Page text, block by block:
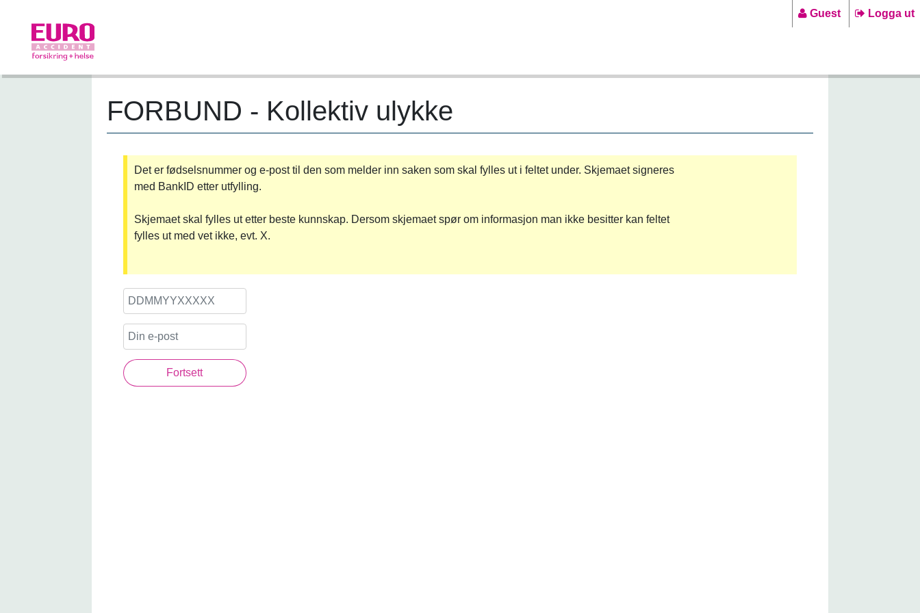
Guest Logga ut
FORBUND - Kollektiv ulykke
Det er fødselsnummer og e-post til den som melder inn saken som skal fylles ut i feltet under. Skjemaet signeres
med BankID etter utfylling.
Skjemaet skal fylles ut etter beste kunnskap. Dersom skjemaet spør om informasjon man ikke besitter kan feltet
fylles ut med vet ikke, evt. X.